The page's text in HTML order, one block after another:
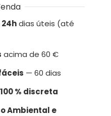
dias úteis (até
acima de 60 €
— 60 dias
% discreta
Ambiental e